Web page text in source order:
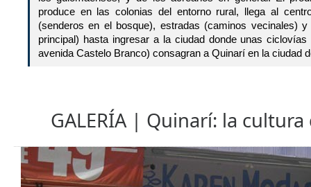
produce en las colonias del entorno rural, llega al
(senderos en el bosque), estradas (caminos vecinales)
principal) hasta ingresar a la ciudad donde unas
avenida Castelo Branco) consagran a Quinarí en la ciudad
GALERÍA | Quinarí: la